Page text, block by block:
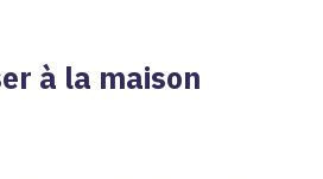
à la maison